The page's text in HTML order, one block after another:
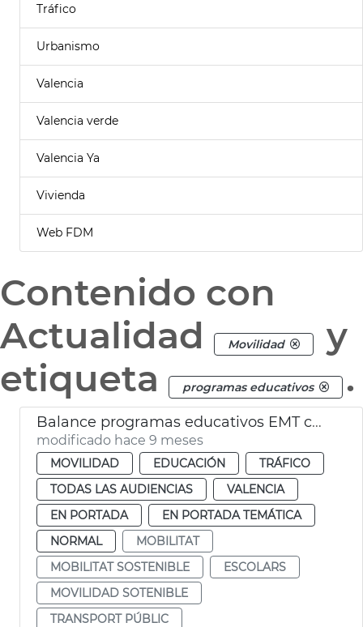
Tráfico
Urbanismo
Valencia
Valencia verde
Valencia Ya
Vivienda
Web FDM
Contenido con
Actualidad
Movilidad
y
etiqueta
programas educativos .
Balance programas educativos EMT curso 2024-25
modificado hace 9 meses
MOVILIDAD EDUCACIÓN
TRÁFICO
TODAS LAS AUDIENCIAS
VALENCIA
EN PORTADA
EN PORTADA TEMÁTICA
NORMAL
MOBILITAT
MOBILITAT SOSTENIBLE
ESCOLARS
MOVILIDAD SOTENIBLE
TRANSPORT PÚBLIC